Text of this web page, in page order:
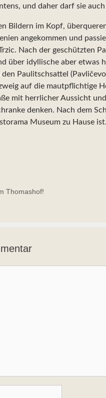
und daher darf sie
Bildern im Kopf,
angekommen und
Nach der geschützten
über idyllische aber etwas
Paulitschsattel
auf die mautpflichtige
mit herrlicher Aussicht
denken. Nach dem
Museum zu Hause ist.
Thomashof!